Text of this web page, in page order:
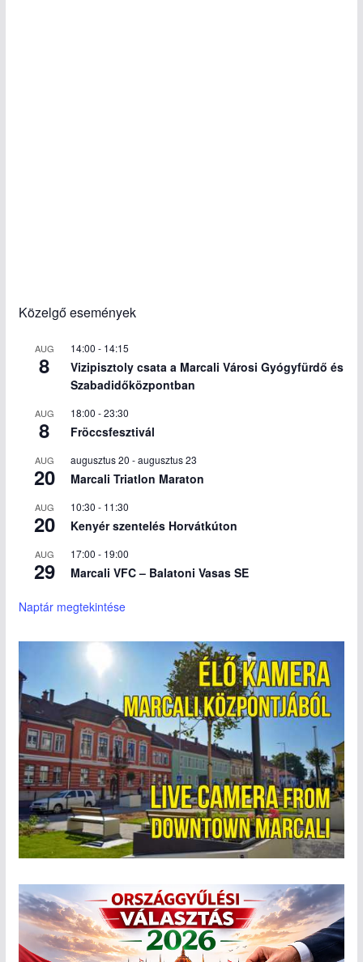
Közelgő események
AUG
8
14:00 - 14:15
Vizipisztoly csata a Marcali Városi Gyógyfürdő és
Szabadidőközpontban
AUG
8
18:00 -23:30
Fröccsfesztivál
AUG
20
augusztus 20 -augusztus 23
Marcali Triatlon Maraton
AUG
20
10:30 - 11:30
Kenyér szentelés Horvátkúton
AUG
29
17:00 - 19:00
Marcali VFC – Balatoni Vasas SE
Naptár megtekintése